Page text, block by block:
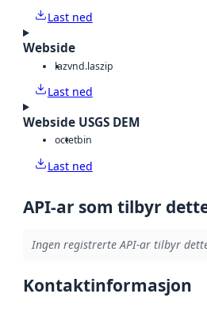
Last ned
Webside
lazvnd.laszip
Last ned
Webside USGS DEM
octetbin
Last ned
API-ar som tilbyr
Ingen registrerte API-ar tilbyr
Kontaktinformasjon